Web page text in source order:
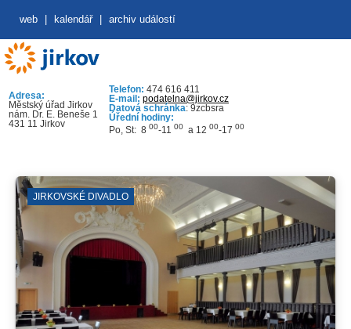
web kalendář archiv událostí
Adresa:
Městský úřad Jirkov
nám. Dr. E. Beneše 1
431 11 Jirkov
Telefon: 474 616 411
E-mail: podatelna@jirkov.cz
Datová schránka: 9zcbsra
Úřední hodiny:
Po, St: 8 00-11 00 a 12 00-17 00
JIRKOVSKÉ DIVADLO